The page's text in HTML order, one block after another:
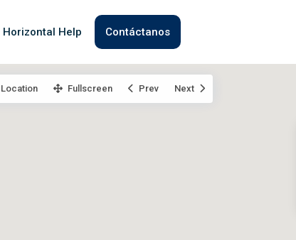
Horizontal Help Contáctanos
Location Fullscreen Prev Next